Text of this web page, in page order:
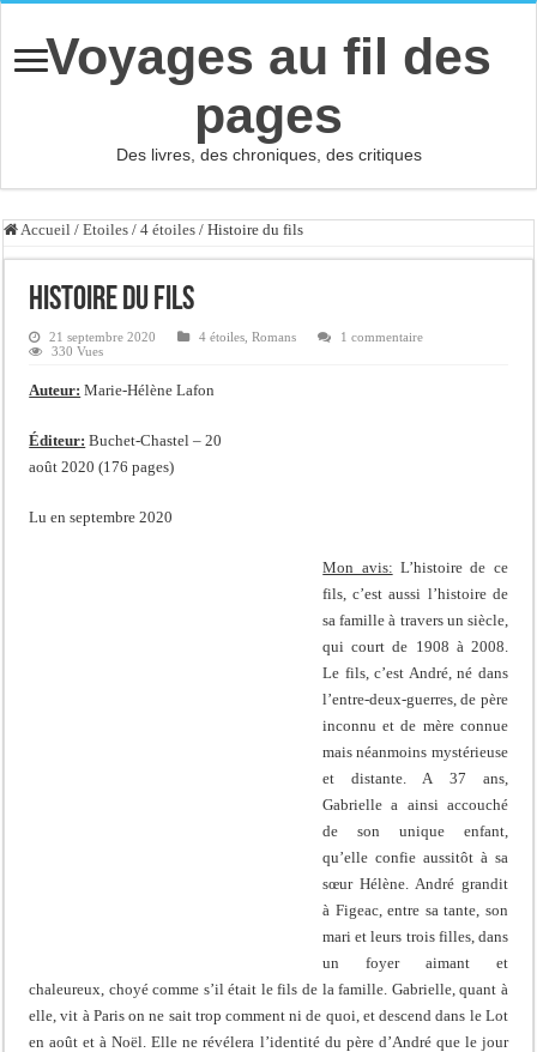
Voyages au fil des
pages
Des livres, des chroniques, des critiques
Accueil / Etoiles / 4 étoiles / Histoire du fils
Histoire du fils
21 septembre 2020 4 étoiles ,Romans
1 commentaire
330 Vues
Auteur: Marie-Hélène Lafon
Éditeur: Buchet-Chastel – 20
août 2020 (176 pages)
Lu en septembre 2020
Mon avis: L’histoire de ce
fils, c’est aussi l’histoire de
sa famille à travers un siècle,
qui court de 1908 à 2008.
Le fils, c’est André, né dans
l’entre-deux-guerres, de père
inconnu et de mère connue
mais néanmoins mystérieuse
et distante. A 37 ans,
Gabrielle a ainsi accouché
de son unique enfant,
qu’elle confie aussitôt à sa
sœur Hélène. André grandit
à Figeac, entre sa tante, son
mari et leurs trois filles, dans
un foyer aimant et
chaleureux, choyé comme s’il était le fils de la famille. Gabrielle, quant à
elle, vit à Paris on ne sait trop comment ni de quoi, et descend dans le Lot
en août et à Noël. Elle ne révélera l’identité du père d’André que le jour